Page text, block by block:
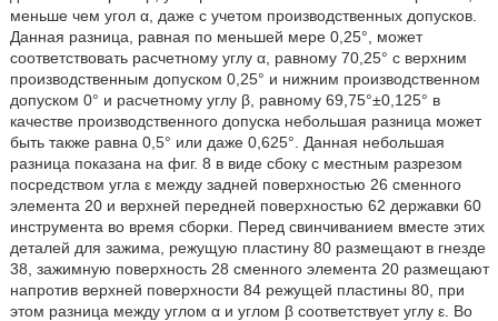
меньше чем угол α, даже с учетом производственных допусков.
Данная разница, равная по меньшей мере 0,25°, может
соответствовать расчетному углу α, равному 70,25° с верхним
производственным допуском 0,25° и нижним производственном
допуском 0° и расчетному углу β, равному 69,75°±0,125° в
качестве производственного допуска небольшая разница может
быть также равна 0,5° или даже 0,625°. Данная небольшая
разница показана на фиг. 8 в виде сбоку с местным разрезом
посредством угла ε между задней поверхностью 26 сменного
элемента 20 и верхней передней поверхностью 62 державки 60
инструмента во время сборки. Перед свинчиванием вместе этих
деталей для зажима, режущую пластину 80 размещают в гнезде
38, зажимную поверхность 28 сменного элемента 20 размещают
напротив верхней поверхности 84 режущей пластины 80, при
этом разница между углом α и углом β соответствует углу ε. Во